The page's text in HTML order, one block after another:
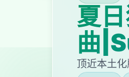
夏
曲
顶近本土